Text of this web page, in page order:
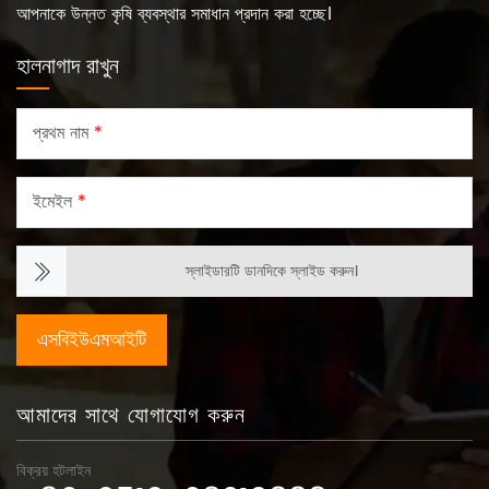
আপনাকে উন্নত কৃষি ব্যবস্থার সমাধান প্রদান করা হচ্ছে।
হালনাগাদ রাখুন
প্রথম নাম*
ইমেইল *
স্লাইডারটি ডানদিকে স্লাইড করুন।
এসবিইউএমআইটি
আমাদের সাথে যোগাযোগ করুন
বিক্রয় হটলাইন